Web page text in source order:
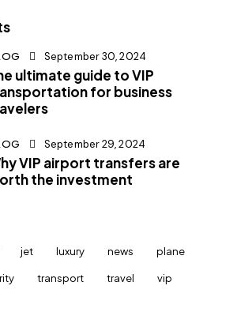
September 30, 2024
ultimate guide to VIP
for business
September 29, 2024
VIP airport transfers are
the investment
jet luxury news plane
transport travel vip